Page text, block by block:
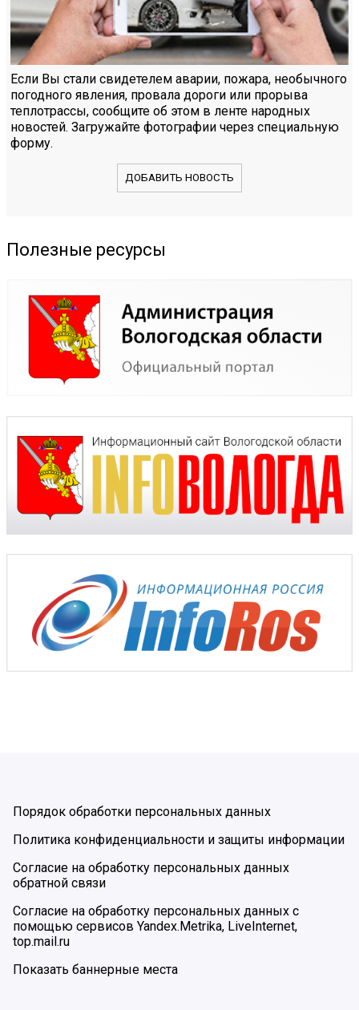
Если Вы стали свидетелем аварии, пожара, необычного
погодного явления, провала дороги или прорыва
теплотрассы, сообщите об этом в ленте народных
новостей. Загружайте фотографии через специальную
форму.
ДОБАВИТЬ НОВОСТЬ
Полезные ресурсы
Порядок обработки персональных данных
Политика конфиденциальности и защиты информации
Согласие на обработку персональных данных
обратной связи
Согласие на обработку персональных данных с
помощью сервисов Yandex.Metrika, LiveInternet,
top.mail.ru
Показать баннерные места